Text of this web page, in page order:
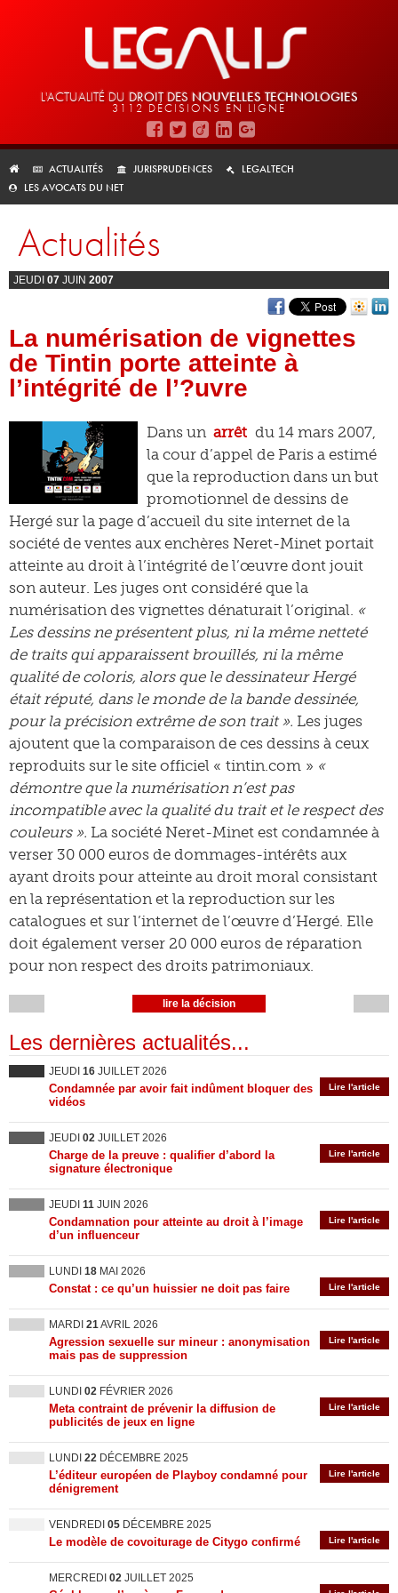
L'ACTUALITÉ DU DROIT DES NOUVELLES TECHNOLOGIES
3112 DÉCISIONS EN LIGNE
ACTUALITÉS JURISPRUDENCES
LEGALTECH
LES AVOCATS DU NET
Actualités
JEUDI 07 JUIN 2007
La numérisation de vignettes
de Tintin porte atteinte à
l’intégrité de l’?uvre
Dans un arrêt du 14 mars 2007,
la cour d’appel de Paris a estimé
que la reproduction dans un but
promotionnel de dessins de
Hergé sur la page d’accueil du site internet de la
société de ventes aux enchères Neret-Minet portait
atteinte au droit à l’intégrité de l’œuvre dont jouit
son auteur. Les juges ont considéré que la
numérisation des vignettes dénaturait l’original. «
Les dessins ne présentent plus, ni la même netteté
de traits qui apparaissent brouillés, ni la même
qualité de coloris, alors que le dessinateur Hergé
était réputé, dans le monde de la bande dessinée,
pour la précision extrême de son trait ». Les juges
ajoutent que la comparaison de ces dessins à ceux
reproduits sur le site officiel « tintin.com » «
démontre que la numérisation n’est pas
incompatible avec la qualité du trait et le respect des
couleurs ». La société Neret-Minet est condamnée à
verser 30 000 euros de dommages-intérêts aux
ayant droits pour atteinte au droit moral consistant
en la représentation et la reproduction sur les
catalogues et sur l’internet de l’œuvre d’Hergé. Elle
doit également verser 20 000 euros de réparation
pour non respect des droits patrimoniaux.
lire la décision
Les dernières actualités...
JEUDI 16 JUILLET 2026
Lire l'article
Condamnée par avoir fait indûment bloquer des
vidéos
JEUDI 02 JUILLET 2026
Lire l'article
Charge de la preuve : qualifier d’abord la
signature électronique
JEUDI 11 JUIN 2026
Lire l'article
Condamnation pour atteinte au droit à l’image
d’un influenceur
LUNDI 18 MAI 2026
Lire l'article
Constat : ce qu’un huissier ne doit pas faire
MARDI 21AVRIL 2026
Lire l'article
Agression sexuelle sur mineur : anonymisation
mais pas de suppression
LUNDI 02 FÉVRIER 2026
Lire l'article
Meta contraint de prévenir la diffusion de
publicités de jeux en ligne
LUNDI 22 DÉCEMBRE 2025
Lire l'article
L’éditeur européen de Playboy condamné pour
dénigrement
VENDREDI 05 DÉCEMBRE 2025
Lire l'article
Le modèle de covoiturage de Citygo confirmé
MERCREDI 02 JUILLET 2025